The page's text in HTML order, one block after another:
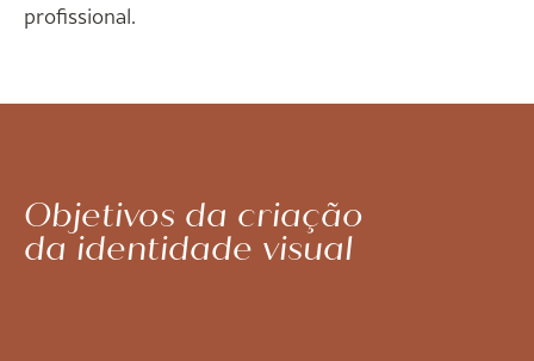
profissional.
Objetivos da criação
da identidade visual